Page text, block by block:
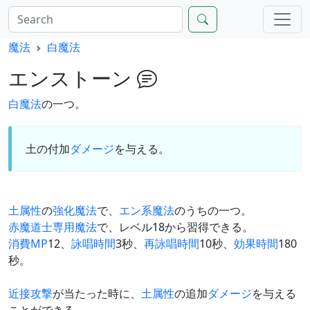
魔法 白魔法
エンストーン
白魔法の一つ。
土の付加ダメージを与える。
土属性の強化魔法で、 エン系魔法のうちの一つ。
赤魔道士専用魔法で、レベル18から習得できる。
消費MP12、 詠唱時間3秒、 再詠唱時間10秒、 効果時間180
秒。
近接攻撃が当たった時に、 土属性の追加ダメージを与える